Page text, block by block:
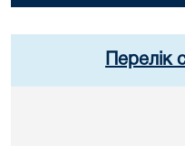
Перелік